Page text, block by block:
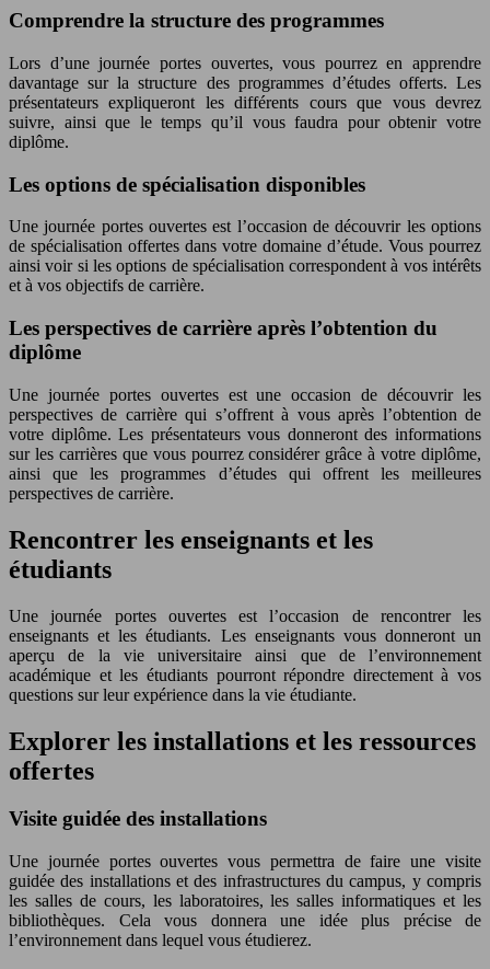
Comprendre la structure des programmes
Lors d’une journée portes ouvertes, vous pourrez en apprendre
davantage sur la structure des programmes d’études offerts. Les
présentateurs expliqueront les différents cours que vous devrez
suivre, ainsi que le temps qu’il vous faudra pour obtenir votre
diplôme.
Les options de spécialisation disponibles
Une journée portes ouvertes est l’occasion de découvrir les options
de spécialisation offertes dans votre domaine d’étude. Vous pourrez
ainsi voir si les options de spécialisation correspondent à vos intérêts
et à vos objectifs de carrière.
Les perspectives de carrière après l’obtention du
diplôme
Une journée portes ouvertes est une occasion de découvrir les
perspectives de carrière qui s’offrent à vous après l’obtention de
votre diplôme. Les présentateurs vous donneront des informations
sur les carrières que vous pourrez considérer grâce à votre diplôme,
ainsi que les programmes d’études qui offrent les meilleures
perspectives de carrière.
Rencontrer les enseignants et les
étudiants
Une journée portes ouvertes est l’occasion de rencontrer les
enseignants et les étudiants. Les enseignants vous donneront un
aperçu de la vie universitaire ainsi que de l’environnement
académique et les étudiants pourront répondre directement à vos
questions sur leur expérience dans la vie étudiante.
Explorer les installations et les ressources
offertes
Visite guidée des installations
Une journée portes ouvertes vous permettra de faire une visite
guidée des installations et des infrastructures du campus, y compris
les salles de cours, les laboratoires, les salles informatiques et les
bibliothèques. Cela vous donnera une idée plus précise de
l’environnement dans lequel vous étudierez.